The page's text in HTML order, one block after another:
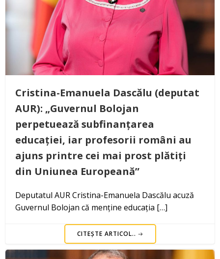
Cristina-Emanuela Dascălu (deputat
AUR): „Guvernul Bolojan
perpetuează subfinanțarea
educației, iar profesorii români au
ajuns printre cei mai prost plătiți
din Uniunea Europeană”
Deputatul AUR Cristina-Emanuela Dascălu acuză
Guvernul Bolojan că menține educația […]
CITEȘTE ARTICOL..